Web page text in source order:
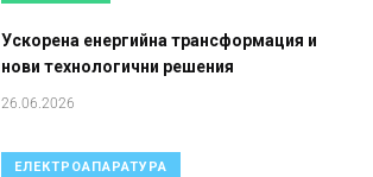
Ускорена енергийна трансформация и
нови технологични решения
26.06.2026
ЕЛЕКТРОАПАРАТУРА